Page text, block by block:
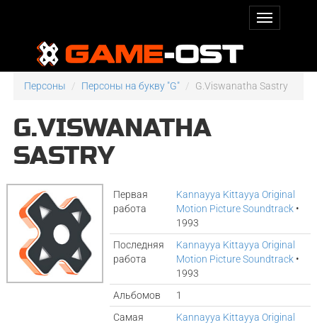
Персоны Персоны на букву "G" G.Viswanatha Sastry
G.VISWANATHA
SASTRY
Первая
работа
Kannayya Kittayya Original
Motion Picture Soundtrack •
1993
Последняя
работа
Kannayya Kittayya Original
Motion Picture Soundtrack •
1993
Альбомов
1
Самая
Kannayya Kittayya Original